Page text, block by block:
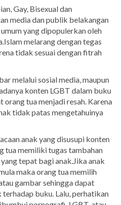
Gay, Bisexual dan
media dan publik belakangan
yang dipopulerkan oleh
melarang dengan tegas
tidak sesuai dengan fitrah
melalui sosial media, maupun
konten LGBT dalam buku
tua menjadi resah. Karena
tidak patas mengetahuinya
anak yang disusupi konten
tua memiliki tugas tambahan
tepat bagi anak.Jika anak
maka orang tua memilih
gambar sehingga dapat
buku. Lalu, perhatikan